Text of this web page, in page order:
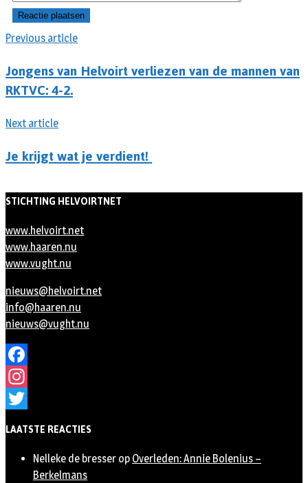
Previous article
Jongens van Helvoirt verliezen van de mannen van
RKTVC: 4-2.
Next article
Je krijgt wat je verdient!
STICHTING HELVOIRTNET
www.helvoirt.net
www.haaren.nu
www.vught.nu
nieuws@helvoirt.net
info@haaren.nu
nieuws@vught.nu
Facebook
Instagram
LAATSTE REACTIES
Nelleke de bresser op Overleden: Annie Bolenius –
Berkelmans